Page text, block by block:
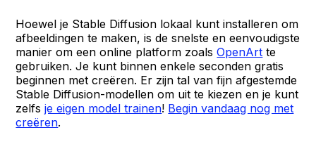
Hoewel je Stable Diffusion lokaal kunt installeren om
afbeeldingen te maken, is de snelste en eenvoudigste
manier om een online platform zoalsOpenArt te
gebruiken. Je kunt binnen enkele seconden gratis
beginnen met creëren. Er zijn tal van fijn afgestemde
Stable Diffusion-modellen om uit te kiezen en je kunt
zelfsje eigen model trainen! Begin vandaag nog met
creëren.